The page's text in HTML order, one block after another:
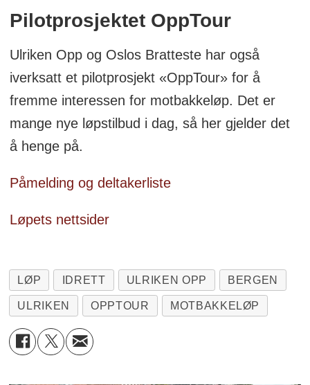
Pilotprosjektet OppTour
Ulriken Opp og Oslos Bratteste har også
iverksatt et pilotprosjekt «OppTour» for å
fremme interessen for motbakkeløp. Det er
mange nye løpstilbud i dag, så her gjelder det
å henge på.
Påmelding og deltakerliste
Løpets nettsider
LØP IDRETT ULRIKEN OPP BERGEN
ULRIKEN OPPTOUR MOTBAKKELØP